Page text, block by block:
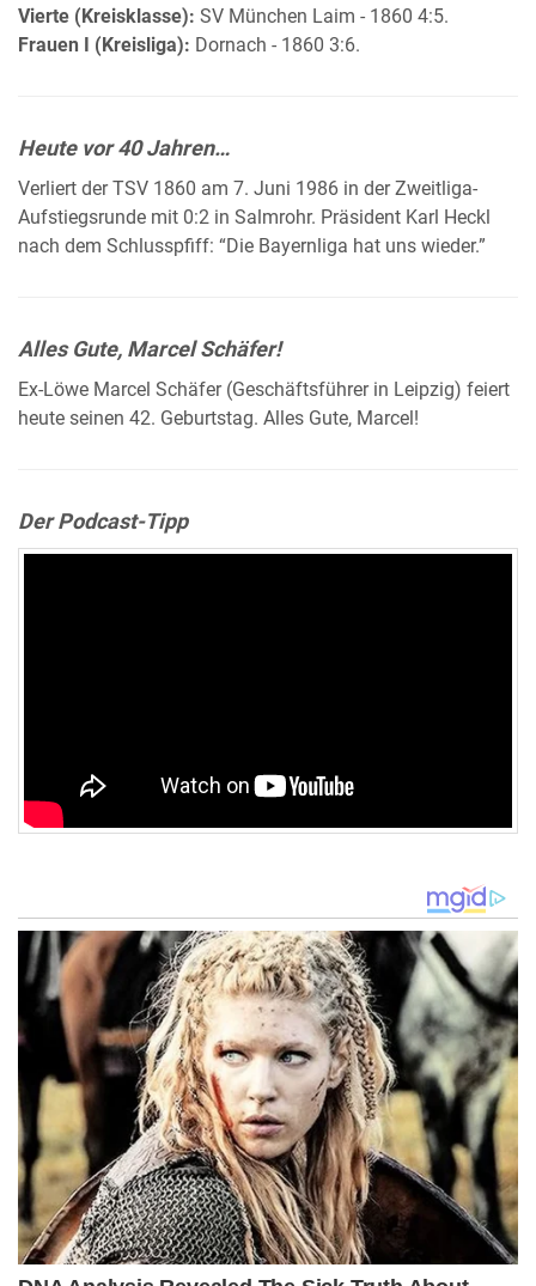
Vierte (Kreisklasse): SV München Laim - 1860 4:5.
Frauen I (Kreisliga): Dornach - 1860 3:6.
Heute vor 40 Jahren…
Verliert der TSV 1860 am 7. Juni 1986 in der Zweitliga-
Aufstiegsrunde mit 0:2 in Salmrohr. Präsident Karl Heckl
nach dem Schlusspfiff: “Die Bayernliga hat uns wieder.”
Alles Gute, Marcel Schäfer!
Ex-Löwe Marcel Schäfer (Geschäftsführer in Leipzig) feiert
heute seinen 42. Geburtstag. Alles Gute, Marcel!
Der Podcast-Tipp